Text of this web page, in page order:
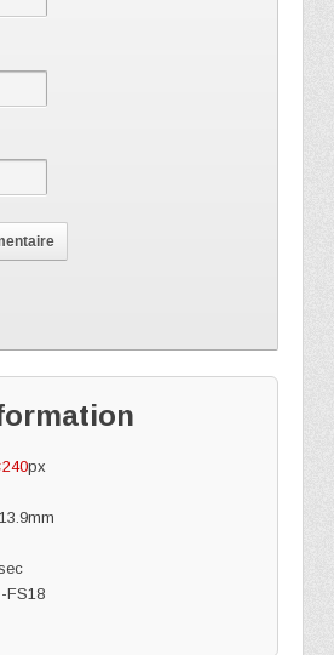
px
FS18